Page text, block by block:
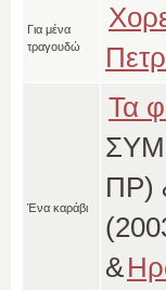
Για μένα
τραγουδώ
Ένα καράβι
Τα
ΠΡ)
&